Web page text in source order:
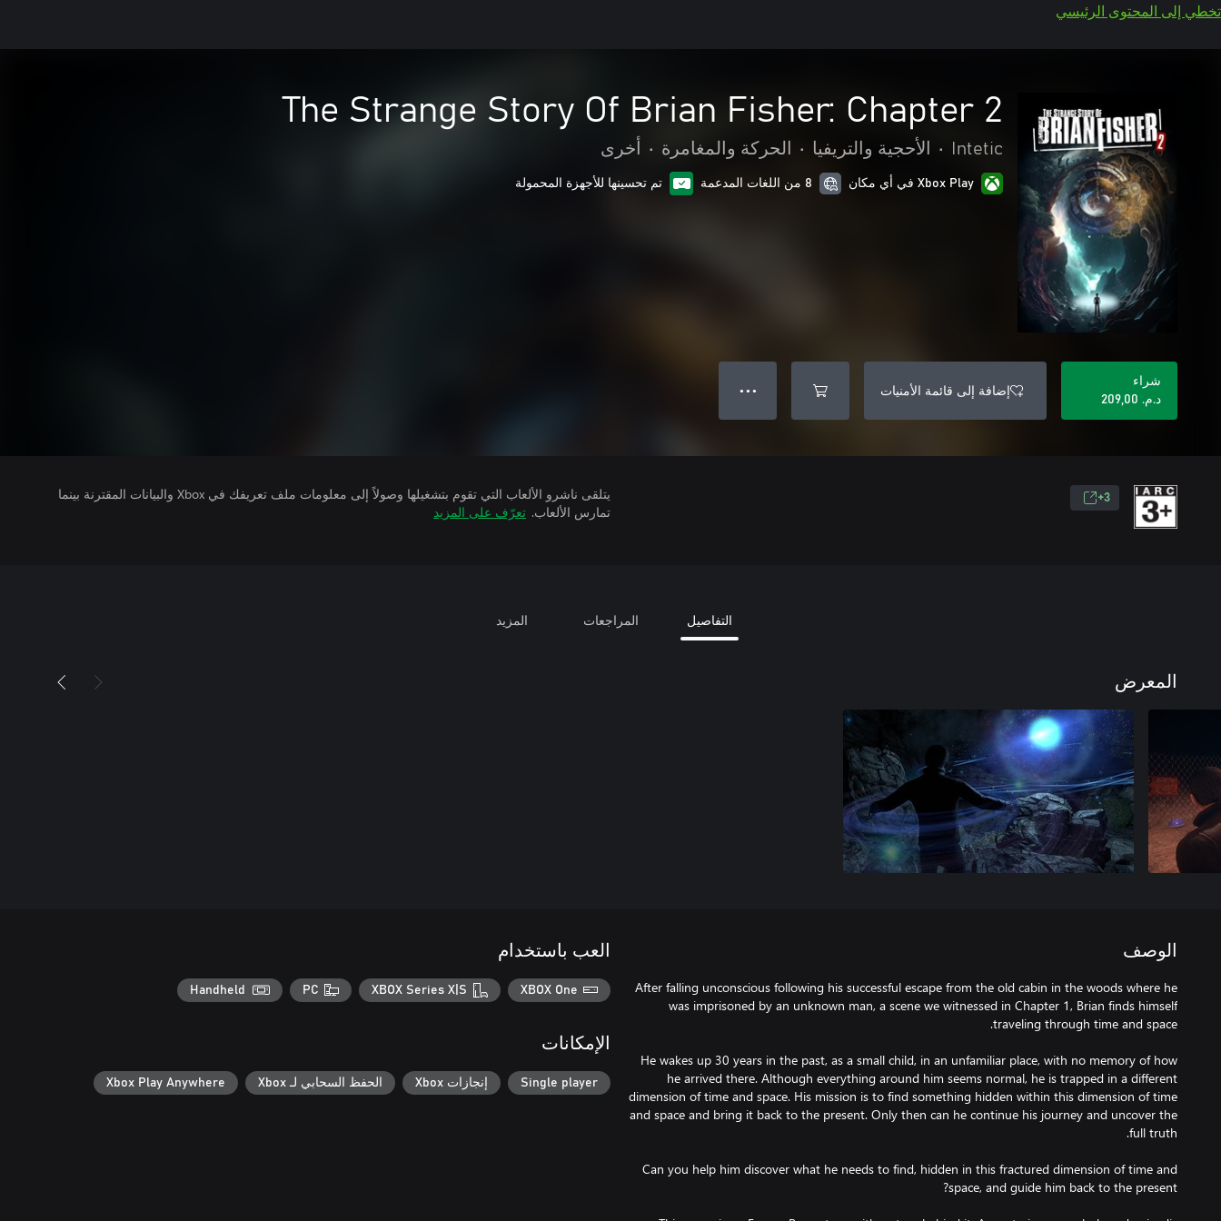
تخطي إلى المحتوى الرئيسي
The Strange Story Of Brian Fisher: Chapter 2
Intetic
• الأحجية والتريفيا • الحركة والمغامرة • أخرى
Xbox Play في أي مكان 8 من اللغات المدعمة تم تحسينها للأجهزة المحمولة
شراء
د.م.‏ 209,00
إضافة إلى قائمة الأمنيات ● ● ●
3+
يتلقى ناشرو الألعاب التي تقوم بتشغيلها وصولاً إلى معلومات ملف تعريفك في Xbox والبيانات المقترنة بينما
تمارس الألعاب. تعرّف على المزيد
التفاصيل المراجعات المزيد
المعرض
الوصف
After falling unconscious following his successful escape from the old cabin in the woods where he
was imprisoned by an unknown man, a scene we witnessed in Chapter 1, Brian finds himself
He wakes up 30 years in the past, as a small child, in an unfamiliar place, with no memory of how
he arrived there. Although everything around him seems normal, he is trapped in a different
dimension of time and space. His mission is to find something hidden within this dimension of time
and space and bring it back to the present. Only then can he continue his journey and uncover the
Can you help him discover what he needs to find, hidden in this fractured dimension of time and
العب باستخدام
XBOX One
XBOX Series X|S
PC
Handheld
الإمكانات
Single player إنجازات Xbox الحفظ السحابي لـ Xbox Xbox Play Anywhere